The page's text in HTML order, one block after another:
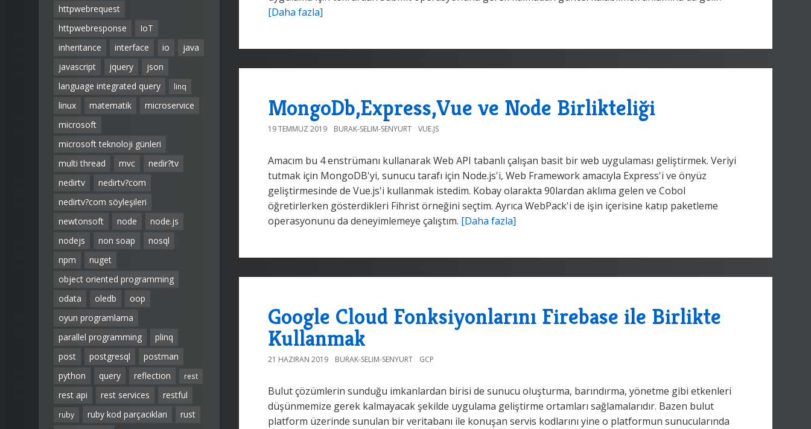
httpwebrequest
httpwebresponse
IoT
inheritance
interface io
java
javascript
jquery
json
language integrated query
linq
linux matematik
microservice
microsoft
microsoft teknoloji günleri
multi thread
mvc
nedir?tv
nedirtv
nedirtv?com
nedirtv?com söyleşileri
newtonsoft
node
node.js
nodejs
non soap
nosql
npm
nuget
object oriented programming
odata
oledb
oop
oyun programlama
parallel programming
plinq
post
postgresql
postman
python
query reflection rest
rest api rest services restful
ruby ruby kod parçacıkları
rust
[Daha fazla]
MongoDb,Express,Vue ve Node Birlikteliği
19 TEMMUZ 2019 BURAK-SELIM-SENYURT VUE.JS
Amacım bu 4 enstrümanı kullanarak Web API tabanlı çalışan basit bir web uygulaması geliştirmek. Veriyi
tutmak için MongoDB'yi, sunucu tarafı için Node.js'i, Web Framework amacıyla Express'i ve önyüz
geliştirmesinde de Vue.js'i kullanmak istedim. Kobay olarakta 90lardan aklıma gelen ve Cobol
öğretirlerken gösterdikleri Fihrist örneğini seçtim. Ayrıca WebPack'i de işin içerisine katıp paketleme
operasyonunu da deneyimlemeye çalıştım. [Daha fazla]
Google Cloud Fonksiyonlarını Firebase ile Birlikte
Kullanmak
21 HAZIRAN 2019 BURAK-SELIM-SENYURT GCP
Bulut çözümlerin sunduğu imkanlardan birisi de sunucu oluşturma, barındırma, yönetme gibi etkenleri
düşünmemize gerek kalmayacak şekilde uygulama geliştirme ortamları sağlamalarıdır. Bazen bulut
platform üzerinde sunulan bir veritabanı ile konuşan servis kodlarını yine o platformun sunucularında